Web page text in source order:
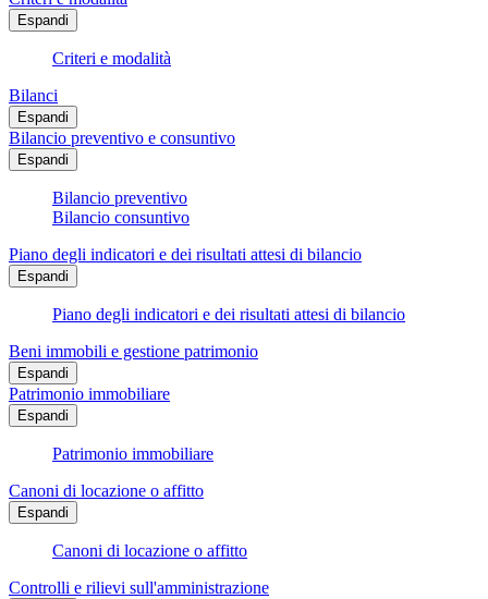
Espandi
Criteri e modalità
Bilanci
Espandi
Bilancio preventivo e consuntivo
Espandi
Bilancio preventivo
Bilancio consuntivo
Piano degli indicatori e dei risultati attesi di bilancio
Espandi
Piano degli indicatori e dei risultati attesi di bilancio
Beni immobili e gestione patrimonio
Espandi
Patrimonio immobiliare
Espandi
Patrimonio immobiliare
Canoni di locazione o affitto
Espandi
Canoni di locazione o affitto
Controlli e rilievi sull'amministrazione